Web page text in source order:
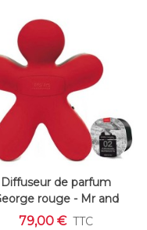
Diffuseur de parfum
rouge - Mr and
Mrs Fragrance
79,00 € TTC